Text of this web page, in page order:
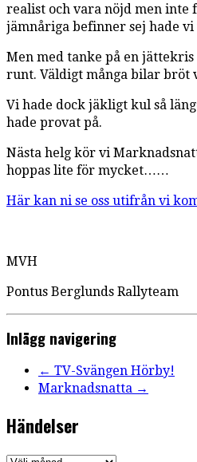
realist och vara nöjd men inte
jämnåriga befinner sej hade
Men med tanke på en
runt. Väldigt många bilar bröt
Vi hade dock jäkligt kul så
hade provat på.
Nästa helg kör vi
hoppas lite för mycket……
Här kan ni se oss utifrån vi
MVH
Pontus Berglunds Rallyteam
Inlägg navigering
← TV-Svängen Hörby!
Marknadsnatta →
Händelser